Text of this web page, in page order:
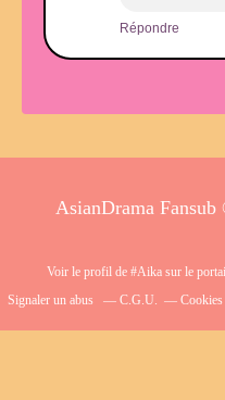
Répondre
AsianDrama
Voir le profil de #Aikasur le
Signaler un abus
C.G.U. Cookies